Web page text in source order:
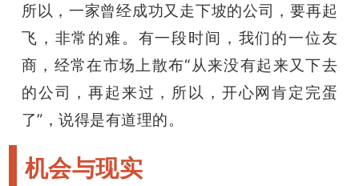
所以，一家曾经成功又走下坡的公司，要再起
飞，非常的难。有一段时间，我们的一位友
商，经常在市场上散布“从来没有起来又下去
的公司，再起来过，所以，开心网肯定完蛋
了”，说得是有道理的。
机会与现实